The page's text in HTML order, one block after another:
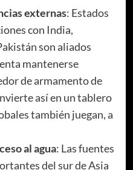
externas: Estados
con India,
son aliados
mantenerse
de armamento de
así en un tablero
también juegan, a
al agua: Las fuentes
del sur de Asia